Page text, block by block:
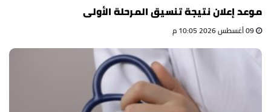
موعد إعلان نتيجة تنسيق المرحلة الأولى